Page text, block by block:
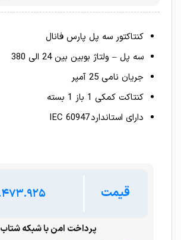
کنتاکتور سه پل پارس فانال
سه پل – ولتاژ بوبین بین 24 الی 380
جریان نامی 25 آمپر
کنتاکت کمکی 1 باز 1 بسته
دارای استاندارد IEC 60947
قیمت
پرداخت امن با شبکه شتاب